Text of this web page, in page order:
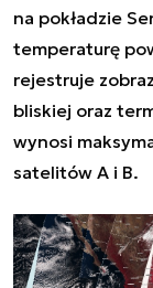
na pokładzie
temperaturę
rejestruje
bliskiej oraz
wynosi
satelitów A i B.